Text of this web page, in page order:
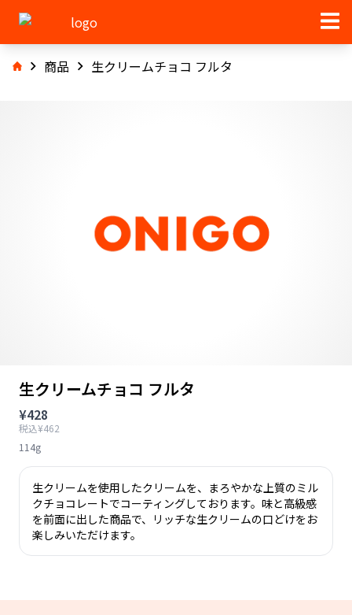
商品 生クリームチョコ フルタ
生クリームチョコ フルタ
¥428
税込¥462
114g
生クリームを使用したクリームを、まろやかな上質のミル
クチョコレートでコーティングしております。味と高級感
を前面に出した商品で、リッチな生クリームの口どけをお
楽しみいただけます。